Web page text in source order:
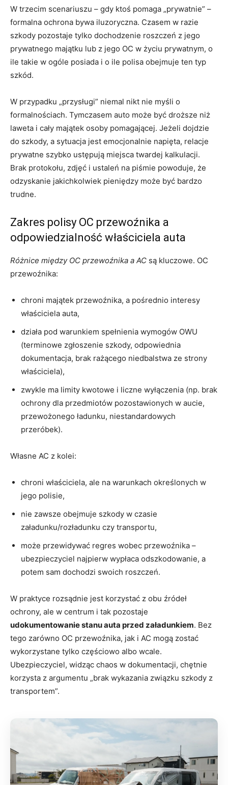
W trzecim scenariuszu – gdy ktoś pomaga „prywatnie” –
formalna ochrona bywa iluzoryczna. Czasem w razie
szkody pozostaje tylko dochodzenie roszczeń z jego
prywatnego majątku lub z jego OC w życiu prywatnym, o
ile takie w ogóle posiada i o ile polisa obejmuje ten typ
szkód.
W przypadku „przysługi” niemal nikt nie myśli o
formalnościach. Tymczasem auto może być droższe niż
laweta i cały majątek osoby pomagającej. Jeżeli dojdzie
do szkody, a sytuacja jest emocjonalnie napięta, relacje
prywatne szybko ustępują miejsca twardej kalkulacji.
Brak protokołu, zdjęć i ustaleń na piśmie powoduje, że
odzyskanie jakichkolwiek pieniędzy może być bardzo
trudne.
Zakres polisy OC przewoźnika a
odpowiedzialność właściciela auta
Różnice między OC przewoźnika a AC są kluczowe. OC
przewoźnika:
chroni majątek przewoźnika, a pośrednio interesy
właściciela auta,
działa pod warunkiem spełnienia wymogów OWU
(terminowe zgłoszenie szkody, odpowiednia
dokumentacja, brak rażącego niedbalstwa ze strony
właściciela),
zwykle ma limity kwotowe i liczne wyłączenia (np. brak
ochrony dla przedmiotów pozostawionych w aucie,
przewożonego ładunku, niestandardowych
przeróbek).
Własne AC z kolei:
chroni właściciela, ale na warunkach określonych w
jego polisie,
nie zawsze obejmuje szkody w czasie
załadunku/rozładunku czy transportu,
może przewidywać regres wobec przewoźnika –
ubezpieczyciel najpierw wypłaca odszkodowanie, a
potem sam dochodzi swoich roszczeń.
W praktyce rozsądnie jest korzystać z obu źródeł
ochrony, ale w centrum i tak pozostaje
udokumentowanie stanu auta przed załadunkiem. Bez
tego zarówno OC przewoźnika, jak i AC mogą zostać
wykorzystane tylko częściowo albo wcale.
Ubezpieczyciel, widząc chaos w dokumentacji, chętnie
korzysta z argumentu „brak wykazania związku szkody z
transportem”.